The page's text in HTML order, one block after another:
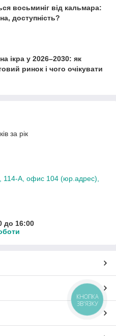
восьминіг від кальмара:
доступність?
ікра у 2026–2030: як
ринок і чого очікувати
за рік
114-А, офис 104 (юр.адрес),
до 16:00
КНОПКА
ЗВ'ЯЗКУ